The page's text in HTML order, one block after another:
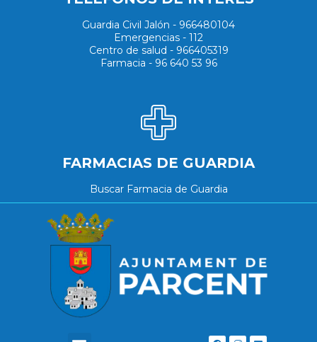
Guardia Civil Jalón - 966480104
Emergencias - 112
Centro de salud - 966405319
Farmacia - 96 640 53 96
FARMACIAS DE GUARDIA
Buscar Farmacia de Guardia